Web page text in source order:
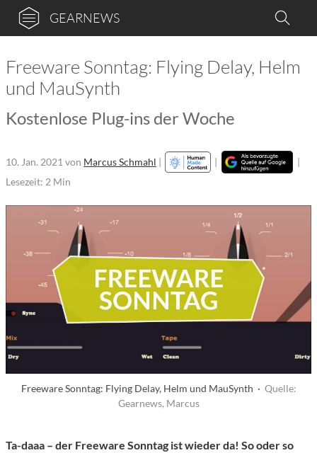
GEARNEWS
Freeware Sonntag: Flying Delay, Helm
und MauSynth
Kostenlose Plug-ins der Woche
10. Jan. 2021 von Marcus Schmahl | |
|
Lesezeit: 2 Min
Freeware Sonntag: Flying Delay, Helm und MauSynth · Quelle:
Gearnews, Marcus
Ta-daaa – der Freeware Sonntag ist wieder da! So oder so